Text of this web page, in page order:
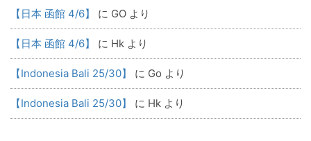
【日本 函館 4/6】 に GO より
【日本 函館 4/6】 に Hk より
【Indonesia Bali 25/30】 に Go より
【Indonesia Bali 25/30】 に Hk より